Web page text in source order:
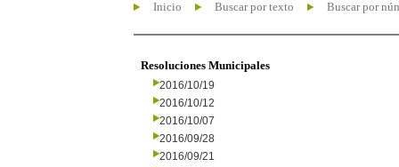
Inicio Buscar por texto Buscar por
Resoluciones Municipales
2016/10/19
2016/10/12
2016/10/07
2016/09/28
2016/09/21